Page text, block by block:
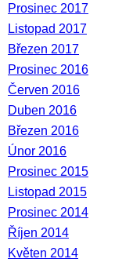
Prosinec 2017
Listopad 2017
Březen 2017
Prosinec 2016
Červen 2016
Duben 2016
Březen 2016
Únor 2016
Prosinec 2015
Listopad 2015
Prosinec 2014
Říjen 2014
Květen 2014